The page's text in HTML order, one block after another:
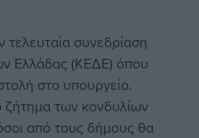
συνεδρίαση
Ελλάδας (ΚΕΔΕ) όπου
στο υπουργείο.
ζήτημα των κονδυλίων
από τους δήμους θα